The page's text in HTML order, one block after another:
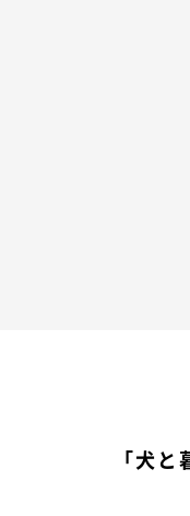
飼い主さんたちに回答
番中や飼い主さんが目
コがいるみたいです。
「犬